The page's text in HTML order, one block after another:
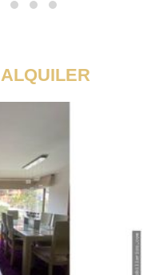
ALQUILER